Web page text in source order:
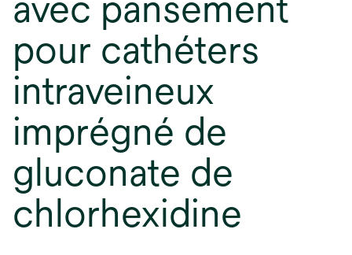
pour cathéters
intraveineux
imprégné de
gluconate de
chlorhexidine